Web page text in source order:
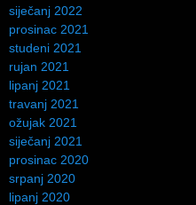
siječanj 2022
prosinac 2021
studeni 2021
rujan 2021
lipanj 2021
travanj 2021
ožujak 2021
siječanj 2021
prosinac 2020
srpanj 2020
lipanj 2020